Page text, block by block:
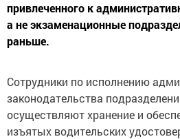
привлеченного к
а не экзаменационные
раньше.
Сотрудники по исполнению
законодательства
осуществляют хранение и
изъятых водительских